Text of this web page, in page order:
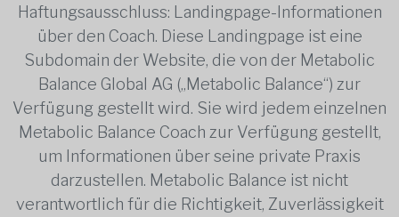
Haftungsausschluss: Landingpage-Informationen
über den Coach. Diese Landingpage ist eine
Subdomain der Website, die von der Metabolic
Balance Global AG („Metabolic Balance“) zur
Verfügung gestellt wird. Sie wird jedem einzelnen
Metabolic Balance Coach zur Verfügung gestellt,
um Informationen über seine private Praxis
darzustellen. Metabolic Balance ist nicht
verantwortlich für die Richtigkeit, Zuverlässigkeit